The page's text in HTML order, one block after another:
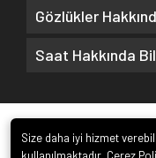
Gözlükler
Saat Hakkında
Size daha iyi hizmet